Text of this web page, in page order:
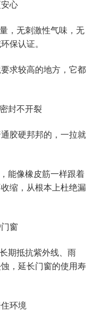
心
，无刺激性气味，无
保认证。
求较高的地方，它都
封不开裂
胶硬邦邦的，一拉就
能像橡皮筋一样跟着
缩，从根本上杜绝漏
窗
期抵抗紫外线、雨
，延长门窗的使用寿
环境